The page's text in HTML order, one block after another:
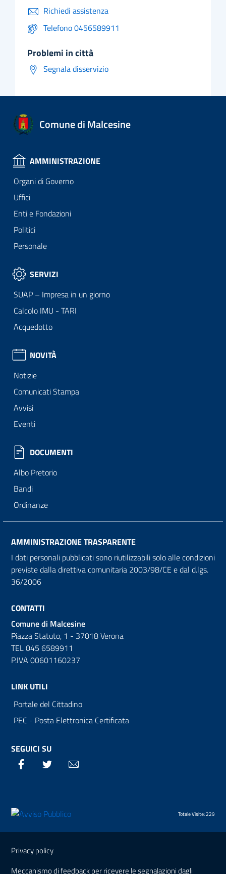
Richiedi assistenza
Telefono 0456589911
problemi in città
Segnala disservizio
Comune di Malcesine
AMMINISTRAZIONE
Organi di Governo
Uffici
Enti e Fondazioni
Politici
Personale
SERVIZI
SUAP – Impresa in un giorno
Calcolo IMU - TARI
Acquedotto
NOVITÀ
Notizie
Comunicati Stampa
Avvisi
Eventi
DOCUMENTI
Albo Pretorio
Bandi
Ordinanze
AMMINISTRAZIONE TRASPARENTE
I dati personali pubblicati sono riutilizzabili solo alle condizioni
previste dalla direttiva comunitaria 2003/98/CE e dal d.lgs.
36/2006
CONTATTI
Comune di Malcesine
Piazza Statuto, 1 - 37018 Verona
TEL 045 6589911
P.IVA 00601160237
LINK UTILI
Portale del Cittadino
PEC - Posta Elettronica Certificata
SEGUICI SU
Facebook Twitter
Totale Visite: 229
Sezione Link Utili
Privacy policy
Meccanismo di feedback per ricevere le segnalazioni dagli